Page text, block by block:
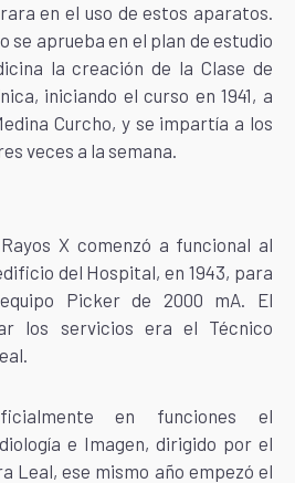
en el uso de estos aparatos.
se aprueba en el plan de estudio
la creación de la Clase de
iniciando el curso en 1941, a
Curcho, y se impartía a los
veces a la semana.
X comenzó a funcional al
del Hospital, en 1943, para
Picker de 2000 mA. El
los servicios era el Técnico
en funciones el
e Imagen, dirigido por el
Leal, ese mismo año empezó el